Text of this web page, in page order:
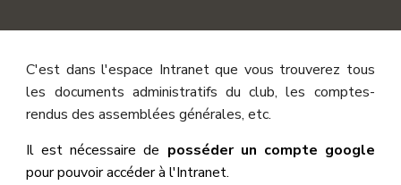
C'est dans l'espace Intranet que vous trouverez tous
les documents administratifs du club, les comptes-
rendus des assemblées générales, etc.
Il est nécessaire de posséder un compte google
pour pouvoir accéder à l'Intranet.